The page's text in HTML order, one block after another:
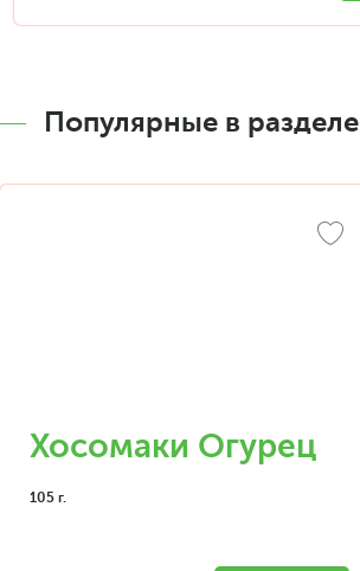
Популярные в разделе
Хосомаки Огурец
105 г.